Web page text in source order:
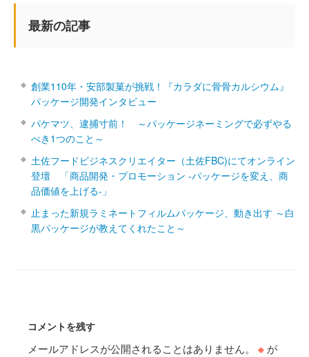
最新の記事
創業110年・安部製菓が挑戦！『カラダに骨骨カルシウム』
パッケージ開発インタビュー
パケマツ、逮捕寸前！ ～パッケージネーミングで必ずやる
べき1つのこと～
土佐フードビジネスクリエイター（土佐FBC)にてオンライン
登壇 「商品開発・プロモーション ‐パッケージを変え、商
品価値を上げる‐」
止まった新規ラミネートフィルムパッケージ、動き出す ～白
黒パッケージが教えてくれたこと～
コメントを残す
メールアドレスが公開されることはありません。 ※ が